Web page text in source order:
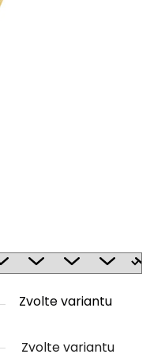
Zvolte variantu
Zvolte variantu